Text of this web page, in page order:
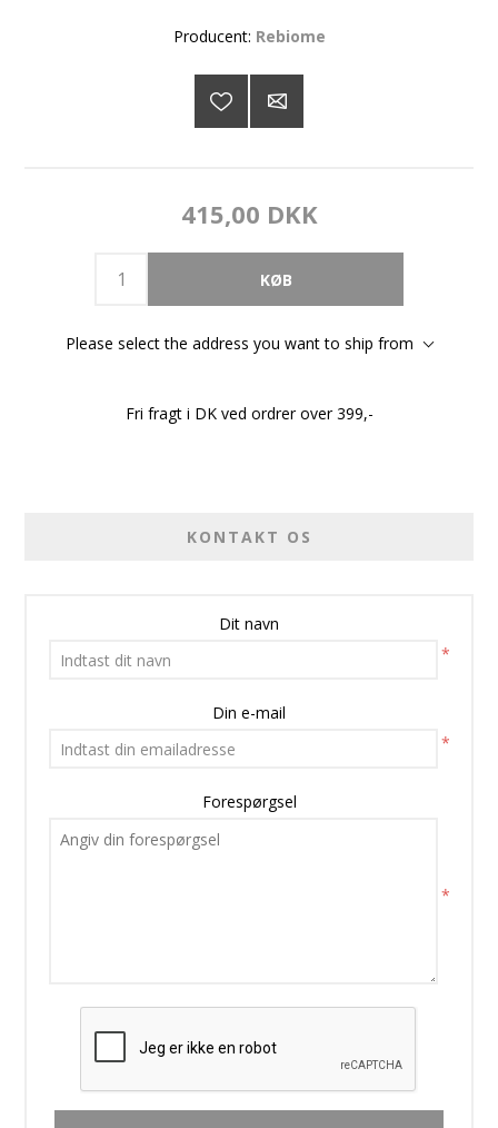
Producent: Rebiome
415,00 DKK
Please select the address you want to ship from
Fri fragt i DK ved ordrer over 399,-
KONTAKT OS
Dit navn
*
Din e-mail
*
Forespørgsel
*